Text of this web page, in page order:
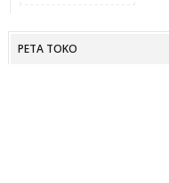
PETA TOKO